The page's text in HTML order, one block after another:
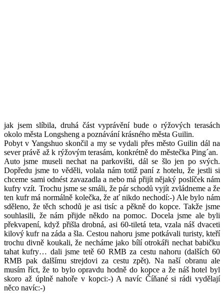
jak jsem slíbila, druhá část vyprávění bude o rýžových terasách
okolo města Longsheng a poznávání krásného města Guilin.
Pobyt v Yangshuo skončil a my se vydali přes město Guilin dál na
sever právě až k rýžovým terasám, konkrétně do městečka Ping´an.
Auto jsme museli nechat na parkovišti, dál se šlo jen po svých.
Dopředu jsme to věděli, volala nám totiž paní z hotelu, že jestli si
chceme sami odnést zavazadla a nebo má přijít nějaký poslíček nám
kufry vzít. Trochu jsme se smáli, že pár schodů vyjít zvládneme a že
ten kufr má normálně kolečka, že ať nikdo nechodí:-) Ale bylo nám
sděleno, že těch schodů je asi tisíc a pěkně do kopce. Takže jsme
souhlasili, že nám přijde někdo na pomoc. Docela jsme ale byli
překvapení, když přišla drobná, asi 60-tiletá teta, vzala náš dvaceti
kilový kufr na záda a šla. Cestou nahoru jsme potkávali turisty, kteří
trochu divně koukali, že necháme jako bílí otrokáři nechat babičku
tahat kufry… dali jsme tetě 60 RMB za cestu nahoru (dalších 60
RMB pak dalšímu strejdovi za cestu zpět). Na naší obranu ale
musím říct, že to bylo opravdu hodně do kopce a že náš hotel byl
skoro až úplně nahoře v kopci:-) A navíc Číňané si rádi vydělají
něco navíc:-)